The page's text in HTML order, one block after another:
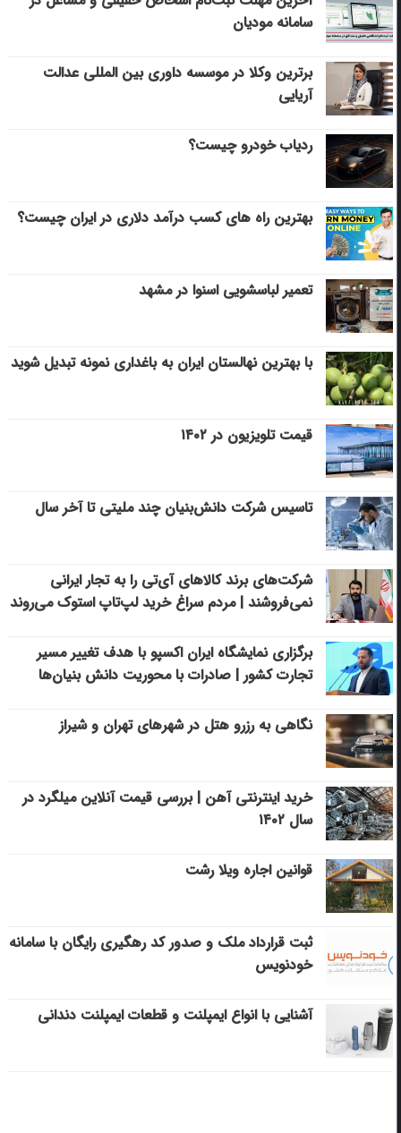
سامانه مودیان
برترین وکلا در موسسه داوری بین المللی عدالت
آریایی
ردیاب خودرو چیست؟
بهترین راه های کسب درآمد دلاری در ایران چیست؟
تعمیر لباسشویی اسنوا در مشهد
با بهترین نهالستان ایران به باغداری نمونه تبدیل شوید
قیمت تلویزیون در ۱۴۰۲
تاسیس شرکت دانش‌بنیان چند ملیتی تا آخر سال
شرکت‌های برند کالاهای آی‌تی را به تجار ایرانی
نمی‌فروشند | مردم سراغ خرید لپ‌تاپ استوک می‌روند
برگزاری نمایشگاه ایران اکسپو با هدف تغییر مسیر
تجارت کشور | صادرات با محوریت دانش بنیان‌ها
نگاهی به رزرو هتل در شهرهای تهران و شیراز
خرید اینترنتی آهن | بررسی قیمت آنلاین میلگرد در
سال ۱۴۰۲
قوانین اجاره ویلا رشت
ثبت قرارداد ملک و صدور کد رهگیری رایگان با سامانه
خودنویس
آشنایی با انواع ایمپلنت و قطعات ایمپلنت دندانی